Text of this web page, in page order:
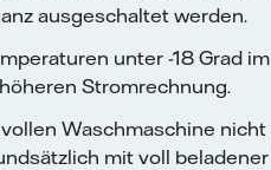
ausgeschaltet werden.
unter -18 Grad
Stromrechnung.
Waschmaschine nicht
mit voll